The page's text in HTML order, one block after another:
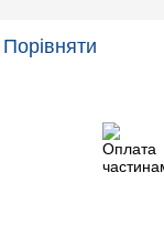
Порівняти